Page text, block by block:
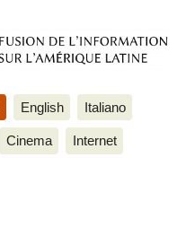
English Italiano
Cinema Internet